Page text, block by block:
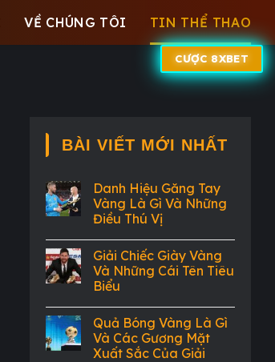
VỀ CHÚNG TÔI TIN THỂ THAO
CƯỢC 8XBET
BÀI VIẾT MỚI NHẤT
Danh Hiệu Găng Tay
Vàng Là Gì Và Những
Điều Thú Vị
Giải Chiếc Giày Vàng
Và Những Cái Tên Tiêu
Biểu
Quả Bóng Vàng Là Gì
Và Các Gương Mặt
Xuất Sắc Của Giải